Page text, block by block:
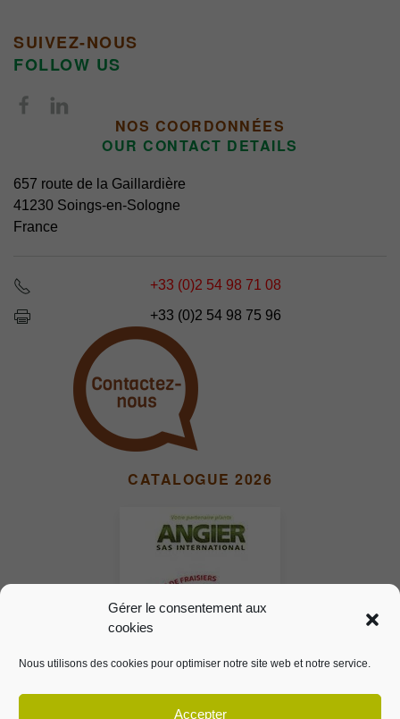
Gérer le consentement aux
cookies
Nous utilisons des cookies pour optimiser notre site web et notre service.
Accepter
SUIVEZ-NOUS
FOLLOW US
NOS COORDONNÉES
OUR CONTACT DETAILS
657 route de la Gaillardière
41230 Soings-en-Sologne
France
+33 (0)2 54 98 71 08
+33 (0)2 54 98 75 96
CATALOGUE 2026